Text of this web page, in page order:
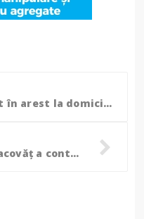
Un botoșănean aflat în arest la domiciliu a fost găsit de polițiști pe terasa unui bar!
Un lucrător vamal de la Racovăț a contestat controlul judiciar în instanță!